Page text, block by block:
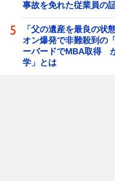
事故を免れた従業員の
「父の遺産を最良の
オン爆発で非難殺到の
ーバードでMBA取得
学」とは